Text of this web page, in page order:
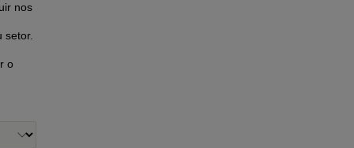
nos
setor.
o